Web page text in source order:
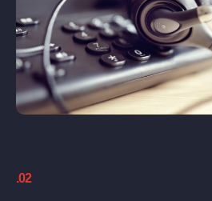
.02